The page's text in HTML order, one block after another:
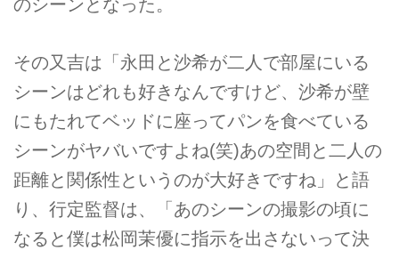
のシーンとなった。
その又吉は「永田と沙希が二人で部屋にいる
シーンはどれも好きなんですけど、沙希が壁
にもたれてベッドに座ってパンを食べている
シーンがヤバいですよね(笑)あの空間と二人の
距離と関係性というのが大好きですね」と語
り、行定監督は、「あのシーンの撮影の頃に
なると僕は松岡茉優に指示を出さないって決